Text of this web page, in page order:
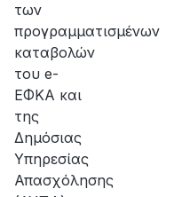
των
προγραμματισμένων
καταβολών
του e-
ΕΦΚΑ και
της
Δημόσιας
Υπηρεσίας
Απασχόλησης